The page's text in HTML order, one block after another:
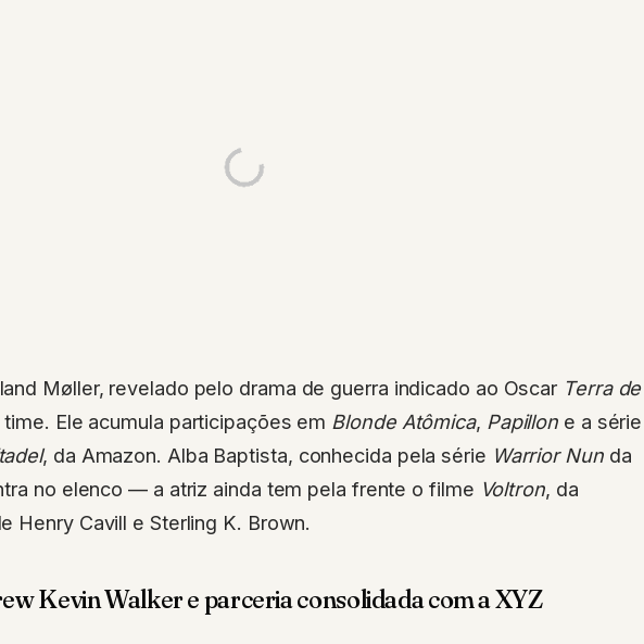
Ele acumula participações emBlonde Atômica ,Papillon e a série
, da Amazon. Alba Baptista, conhecida pela sérieWarrior Nunda
no elenco — a atriz ainda tem pela frente o filmeVoltron, da
Henry Cavill e Sterling K. Brown.